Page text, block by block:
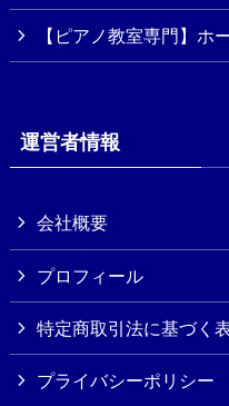
【ピアノ教室専門】ホ
運営者情報
会社概要
プロフィール
特定商取引法に基づく
プライバシーポリシー